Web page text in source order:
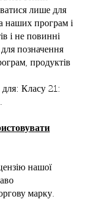
лише для
наших програм і
і не повинні
позначення
продуктів
для: Класу 21:
нашої
марку.